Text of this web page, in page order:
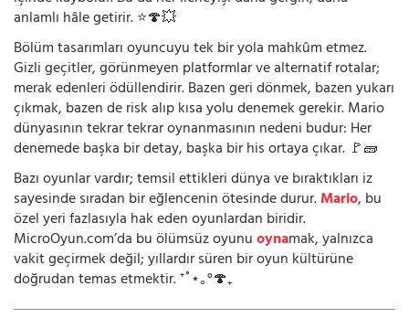
anlamlı hâle getirir. ⭐🍄💥
Bölüm tasarımları oyuncuyu tek bir yola mahkûm etmez.
Gizli geçitler, görünmeyen platformlar ve alternatif rotalar;
merak edenleri ödüllendirir. Bazen geri dönmek, bazen yukarı
çıkmak, bazen de risk alıp kısa yolu denemek gerekir. Mario
dünyasının tekrar tekrar oynanmasının nedeni budur: Her
denemede başka bir detay, başka bir his ortaya çıkar. 🚩🧱
Bazı oyunlar vardır; temsil ettikleri dünya ve bıraktıkları iz
sayesinde sıradan bir eğlencenin ötesinde durur.Mario, bu
özel yeri fazlasıyla hak eden oyunlardan biridir.
MicroOyun.com’da bu ölümsüz oyunuoynamak, yalnızca
vakit geçirmek değil; yıllardır süren bir oyun kültürüne
doğrudan temas etmektir. ⁺˚⋆｡°🍄₊